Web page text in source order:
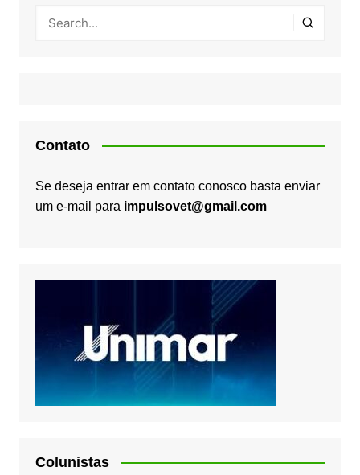
Contato
Se deseja entrar em contato conosco basta enviar
um e-mail para impulsovet@gmail.com
Colunistas